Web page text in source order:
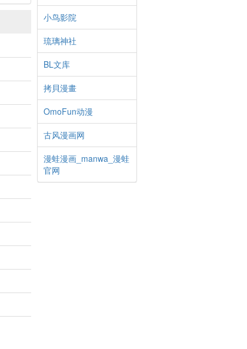
小鸟影院
琉璃神社
BL文库
拷貝漫畫
OmoFun动漫
古风漫画网
漫蛙漫画_manwa_漫蛙
官网